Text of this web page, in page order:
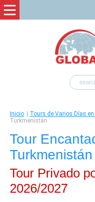
Inicio Tours de Varios Días
Turkmenistán
Tour
Turkmenistán
Tour Privado
2026/2027